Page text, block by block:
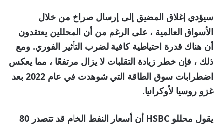
سيؤدي إغلاق المضيق إلى إرسال صراخ من خلال
الأسواق العالمية ، على الرغم من أن المحللين يعتقدون
أن هناك قدرة احتياطية كافية لضرب التأثير الفوري. ومع
ذلك ، فإن خطر زيادة التقلبات لا يزال مرتفعًا ، مما يعكس
اضطرابات سوق الطاقة التي شوهدت في عام 2022 بعد
غزو روسيا لأوكرانيا.
يقول محللو HSBC أن أسعار النفط الخام قد تتصدر 80